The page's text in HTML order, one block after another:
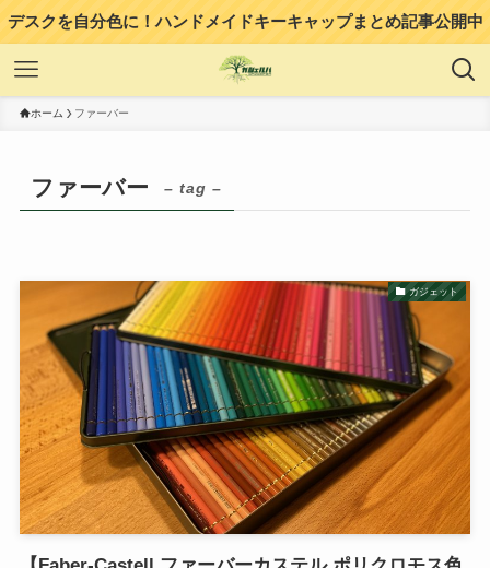
デスクを自分色に！ハンドメイドキーキャップまとめ記事公開中
ホーム ファーバー
ファーバー – tag –
ガジェット